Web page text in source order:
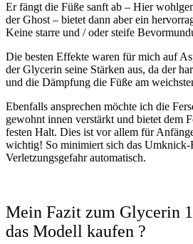
Er fängt die Füße sanft ab – Hier
der Ghost – bietet dann aber ein
Keine starre und / oder steife
Die besten Effekte waren für mich auf
der Glycerin seine Stärken aus, da der
und die Dämpfung die Füße am
Ebenfalls ansprechen möchte ich die
gewohnt innen verstärkt und bietet dem
festen Halt. Dies ist vor allem für
wichtig! So minimiert sich das
Verletzungsgefahr automatisch.
Mein Fazit zum Glycerin
das Modell kaufen ?